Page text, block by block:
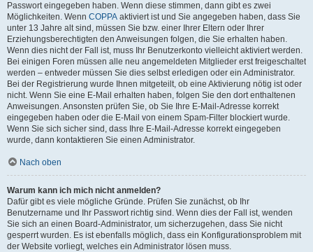
Passwort eingegeben haben. Wenn diese stimmen, dann gibt es zwei
Möglichkeiten. Wenn COPPA aktiviert ist und Sie angegeben haben, dass Sie
unter 13 Jahre alt sind, müssen Sie bzw. einer Ihrer Eltern oder Ihrer
Erziehungsberechtigten den Anweisungen folgen, die Sie erhalten haben.
Wenn dies nicht der Fall ist, muss Ihr Benutzerkonto vielleicht aktiviert werden.
Bei einigen Foren müssen alle neu angemeldeten Mitglieder erst freigeschaltet
werden – entweder müssen Sie dies selbst erledigen oder ein Administrator.
Bei der Registrierung wurde Ihnen mitgeteilt, ob eine Aktivierung nötig ist oder
nicht. Wenn Sie eine E-Mail erhalten haben, folgen Sie den dort enthaltenen
Anweisungen. Ansonsten prüfen Sie, ob Sie Ihre E-Mail-Adresse korrekt
eingegeben haben oder die E-Mail von einem Spam-Filter blockiert wurde.
Wenn Sie sich sicher sind, dass Ihre E-Mail-Adresse korrekt eingegeben
wurde, dann kontaktieren Sie einen Administrator.
Nach oben
Warum kann ich mich nicht anmelden?
Dafür gibt es viele mögliche Gründe. Prüfen Sie zunächst, ob Ihr
Benutzername und Ihr Passwort richtig sind. Wenn dies der Fall ist, wenden
Sie sich an einen Board-Administrator, um sicherzugehen, dass Sie nicht
gesperrt wurden. Es ist ebenfalls möglich, dass ein Konfigurationsproblem mit
der Website vorliegt, welches ein Administrator lösen muss.